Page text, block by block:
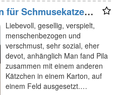
für Schmusekatze
Liebevoll, gesellig, verspielt,
menschenbezogen und
verschmust, sehr sozial, eher
devot, anhänglich Man fand Pila
zusammen mit einem anderen
Kätzchen in einem Karton, auf
einem Feld ausgesetzt.…